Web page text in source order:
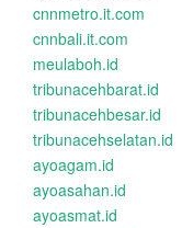
cnnmetro.it.com
cnnbali.it.com
meulaboh.id
tribunacehbarat.id
tribunacehbesar.id
tribunacehselatan.id
ayoagam.id
ayoasahan.id
ayoasmat.id